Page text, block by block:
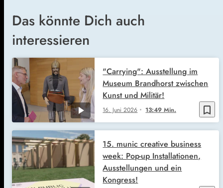
Das könnte Dich auch
interessieren
bookmark_border
16. Juni 2026 13:49 Min.
"Carrying": Ausstellung im
Museum Brandhorst zwischen
Kunst und Militär!
15. munic creative business
week: Pop-up Installationen,
Ausstellungen und ein
Kongress!